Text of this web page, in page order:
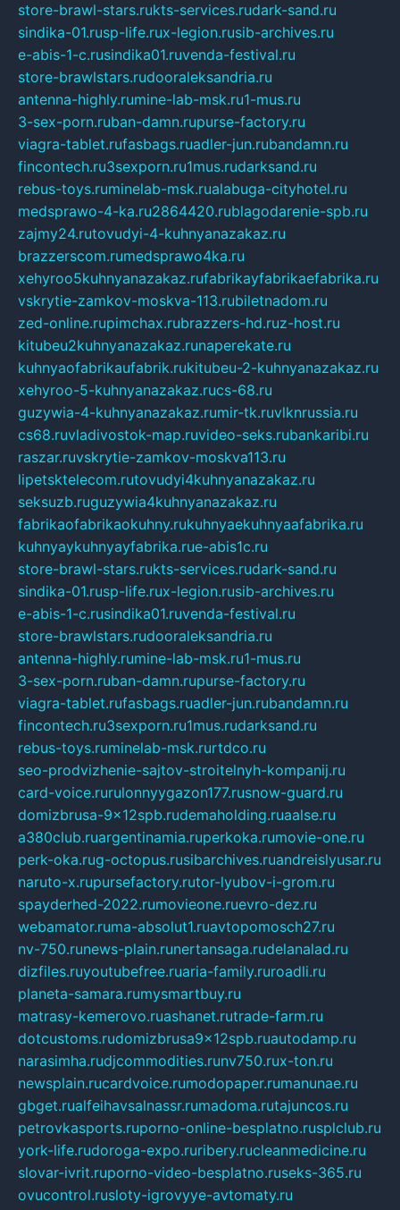
store-brawl-stars.rukts-services.rudark-sand.ru
sindika-01.rusp-life.rux-legion.rusib-archives.ru
e-abis-1-c.rusindika01.ruvenda-festival.ru
store-brawlstars.rudooraleksandria.ru
antenna-highly.rumine-lab-msk.ru1-mus.ru
3-sex-porn.ruban-damn.rupurse-factory.ru
viagra-tablet.rufasbags.ruadler-jun.rubandamn.ru
fincontech.ru3sexporn.ru1mus.rudarksand.ru
rebus-toys.ruminelab-msk.rualabuga-cityhotel.ru
medsprawo-4-ka.ru2864420.rublagodarenie-spb.ru
zajmy24.rutovudyi-4-kuhnyanazakaz.ru
brazzerscom.rumedsprawo4ka.ru
xehyroo5kuhnyanazakaz.rufabrikayfabrikaefabrika.ru
vskrytie-zamkov-moskva-113.rubiletnadom.ru
zed-online.rupimchax.rubrazzers-hd.ruz-host.ru
kitubeu2kuhnyanazakaz.runaperekate.ru
kuhnyaofabrikaufabrik.rukitubeu-2-kuhnyanazakaz.ru
xehyroo-5-kuhnyanazakaz.rucs-68.ru
guzywia-4-kuhnyanazakaz.rumir-tk.ruvlknrussia.ru
cs68.ruvladivostok-map.ruvideo-seks.rubankaribi.ru
raszar.ruvskrytie-zamkov-moskva113.ru
lipetsktelecom.rutovudyi4kuhnyanazakaz.ru
seksuzb.ruguzywia4kuhnyanazakaz.ru
fabrikaofabrikaokuhny.rukuhnyaekuhnyaafabrika.ru
kuhnyaykuhnyayfabrika.rue-abis1c.ru
store-brawl-stars.rukts-services.rudark-sand.ru
sindika-01.rusp-life.rux-legion.rusib-archives.ru
e-abis-1-c.rusindika01.ruvenda-festival.ru
store-brawlstars.rudooraleksandria.ru
antenna-highly.rumine-lab-msk.ru1-mus.ru
3-sex-porn.ruban-damn.rupurse-factory.ru
viagra-tablet.rufasbags.ruadler-jun.rubandamn.ru
fincontech.ru3sexporn.ru1mus.rudarksand.ru
rebus-toys.ruminelab-msk.rurtdco.ru
seo-prodvizhenie-sajtov-stroitelnyh-kompanij.ru
card-voice.rurulonnyygazon177.rusnow-guard.ru
domizbrusa-9x12spb.rudemaholding.ruaalse.ru
a380club.ruargentinamia.ruperkoka.rumovie-one.ru
perk-oka.rug-octopus.rusibarchives.ruandreislyusar.ru
naruto-x.rupursefactory.rutor-lyubov-i-grom.ru
spayderhed-2022.rumovieone.ruevro-dez.ru
webamator.ruma-absolut1.ruavtopomosch27.ru
nv-750.runews-plain.runertansaga.rudelanalad.ru
dizfiles.ruyoutubefree.ruaria-family.ruroadli.ru
planeta-samara.rumysmartbuy.ru
matrasy-kemerovo.ruashanet.rutrade-farm.ru
dotcustoms.rudomizbrusa9x12spb.ruautodamp.ru
narasimha.rudjcommodities.runv750.rux-ton.ru
newsplain.rucardvoice.rumodopaper.rumanunae.ru
gbget.rualfeihavsalnassr.rumadoma.rutajuncos.ru
petrovkasports.ruporno-online-besplatno.rusplclub.ru
york-life.rudoroga-expo.ruribery.rucleanmedicine.ru
slovar-ivrit.ruporno-video-besplatno.ruseks-365.ru
ovucontrol.rusloty-igrovyye-avtomaty.ru